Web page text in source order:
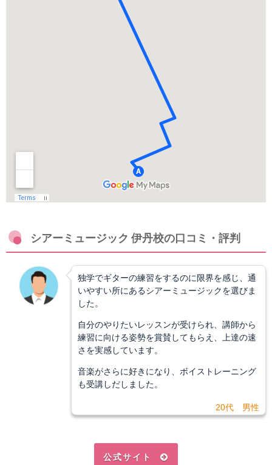
シアーミュージック 伊丹校の口コミ・評判
独学でギターの練習をするのに限界を感じ、通
いやすい所にあるシアーミュージックを選びま
した。
自分のやりたいレッスンが受けられ、講師から
練習に向ける姿勢を賞賛してもらえ、上達の速
さを実感しています。
音楽がさらに好きになり、ボイストレーニング
も受講しだしました。
20代 男性
公式サイト